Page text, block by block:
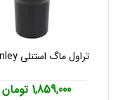
تراول ماگ استنلی Stanley
1,859,000 تومان